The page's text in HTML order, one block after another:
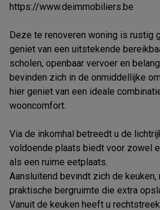
https://www.deimmobiliers.be
Deze te renoveren woning is rustig
geniet van een uitstekende
scholen, openbaar vervoer en
bevinden zich in de onmiddellijke
hier geniet van een ideale
wooncomfort.
Via de inkomhal betreedt u de
voldoende plaats biedt voor zowel
als een ruime eetplaats.
Aansluitend bevindt zich de keuken,
praktische bergruimte die extra
Vanuit de keuken heeft u